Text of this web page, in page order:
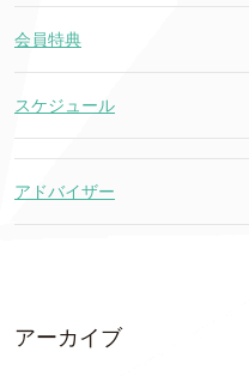
会員特典
スケジュール
アドバイザー
アーカイブ